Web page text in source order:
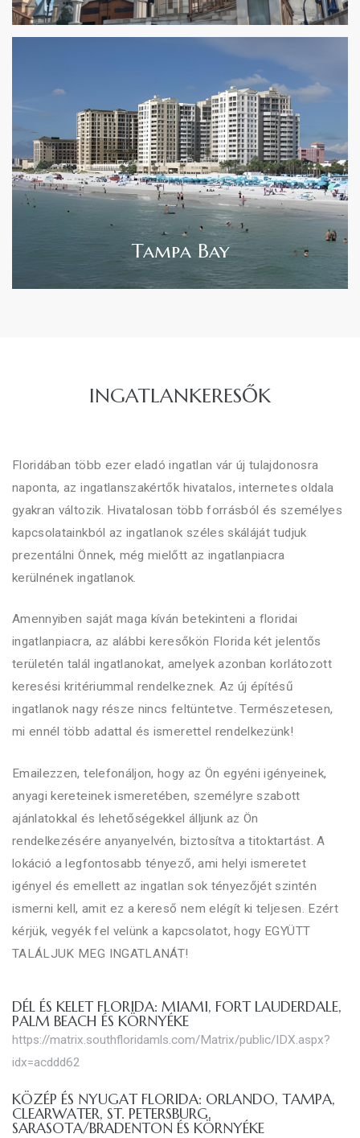
Tampa Bay
INGATLANKERESŐK​
Floridában több ezer eladó ingatlan vár új tulajdonosra
naponta, az ingatlanszakértők hivatalos, internetes oldala
gyakran változik. Hivatalosan több forrásból és személyes
kapcsolatainkból az ingatlanok széles skáláját tudjuk
prezentálni Önnek, még mielőtt az ingatlanpiacra
kerülnének ingatlanok.
Amennyiben saját maga kíván betekinteni a floridai
ingatlanpiacra, az alábbi keresőkön Florida két jelentős
területén talál ingatlanokat, amelyek azonban korlátozott
keresési kritériummal rendelkeznek. Az új építésű
ingatlanok nagy része nincs feltüntetve. Természetesen,
mi ennél több adattal és ismerettel rendelkezünk!
Emailezzen, telefonáljon, hogy az Ön egyéni igényeinek,
anyagi kereteinek ismeretében, személyre szabott
ajánlatokkal és lehetőségekkel álljunk az Ön
rendelkezésére anyanyelvén, biztosítva a titoktartást. A
lokáció a legfontosabb tényező, ami helyi ismeretet
igényel és emellett az ingatlan sok tényezőjét szintén
ismerni kell, amit ez a kereső nem elégít ki teljesen. Ezért
kérjük, vegyék fel velünk a kapcsolatot, hogy EGYÜTT
TALÁLJUK MEG INGATLANÁT!
DÉL ÉS KELET FLORIDA: MIAMI, FORT LAUDERDALE,
PALM BEACH ÉS KÖRNYÉKE
https://matrix.southfloridamls.com/Matrix/public/IDX.aspx?
idx=acddd62
KÖZÉP ÉS NYUGAT FLORIDA: ORLANDO, TAMPA,
CLEARWATER, ST. PETERSBURG,
SARASOTA/BRADENTON ÉS KÖRNYÉKE